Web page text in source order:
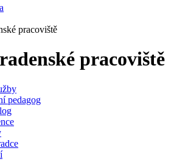
pracoviště
pracoviště
pedagog